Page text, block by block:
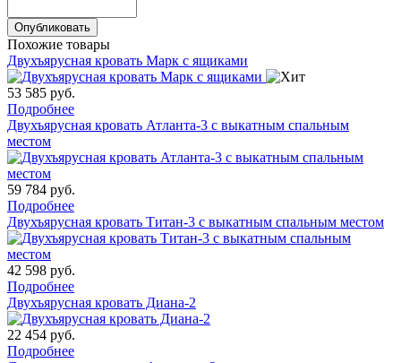
Похожие товары
Двухъярусная кровать Марк с ящиками
53 585 руб.
Подробнее
Двухъярусная кровать Атланта-3 с выкатным спальным
местом
59 784 руб.
Подробнее
Двухъярусная кровать Титан-3 с выкатным спальным местом
42 598 руб.
Подробнее
Двухъярусная кровать Диана-2
22 454 руб.
Подробнее